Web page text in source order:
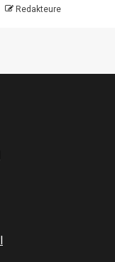
Redakteure